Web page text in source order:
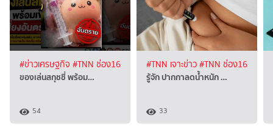
#ข่าวเศรษฐกิจ #TNN ช่อง16
ของเล่นสกุชชี่ พร้อม…
54
#TNN เจาะข่าว#TNN ช่อง16
รู้จัก ปากกาลดน้ำหนัก …
33